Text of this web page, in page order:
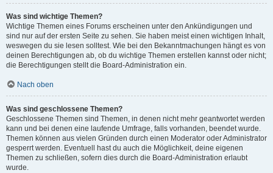
Was sind wichtige Themen?
Wichtige Themen eines Forums erscheinen unter den Ankündigungen und
sind nur auf der ersten Seite zu sehen. Sie haben meist einen wichtigen Inhalt,
weswegen du sie lesen solltest. Wie bei den Bekanntmachungen hängt es von
deinen Berechtigungen ab, ob du wichtige Themen erstellen kannst oder nicht;
die Berechtigungen stellt die Board-Administration ein.
Nach oben
Was sind geschlossene Themen?
Geschlossene Themen sind Themen, in denen nicht mehr geantwortet werden
kann und bei denen eine laufende Umfrage, falls vorhanden, beendet wurde.
Themen können aus vielen Gründen durch einen Moderator oder Administrator
gesperrt werden. Eventuell hast du auch die Möglichkeit, deine eigenen
Themen zu schließen, sofern dies durch die Board-Administration erlaubt
wurde.